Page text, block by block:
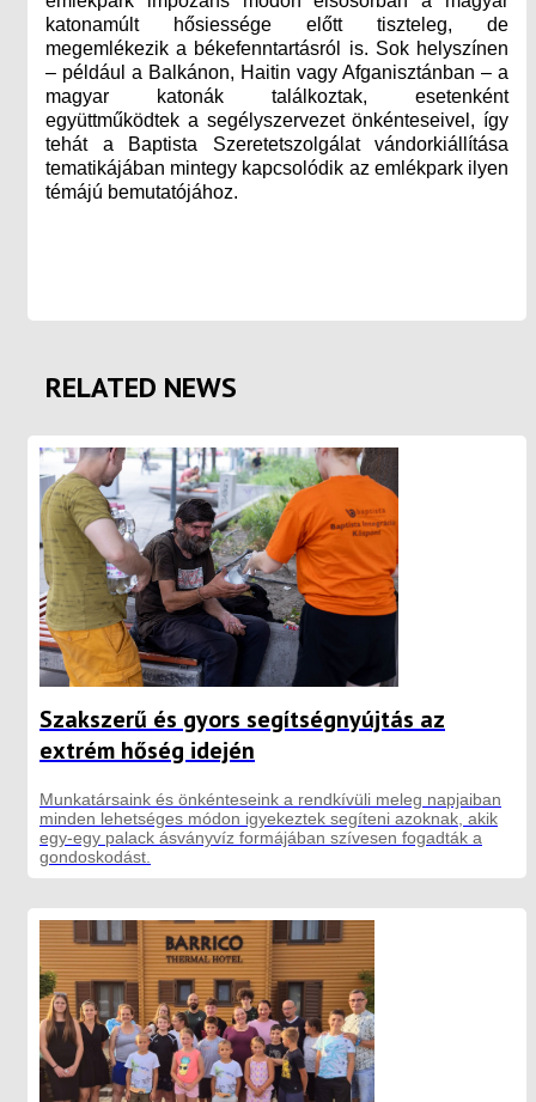
katonamúlt hősiessége előtt tiszteleg, de
megemlékezik a békefenntartásról is. Sok helyszínen
– például a Balkánon, Haitin vagy Afganisztánban – a
magyar katonák találkoztak, esetenként
együttműködtek a segélyszervezet önkénteseivel, így
tehát a Baptista Szeretetszolgálat vándorkiállítása
tematikájában mintegy kapcsolódik az emlékpark ilyen
témájú bemutatójához.
RELATED NEWS
Szakszerű és gyors segítségnyújtás az
extrém hőség idején
Munkatársaink és önkénteseink a rendkívüli meleg napjaiban
minden lehetséges módon igyekeztek segíteni azoknak, akik
egy-egy palack ásványvíz formájában szívesen fogadták a
gondoskodást.